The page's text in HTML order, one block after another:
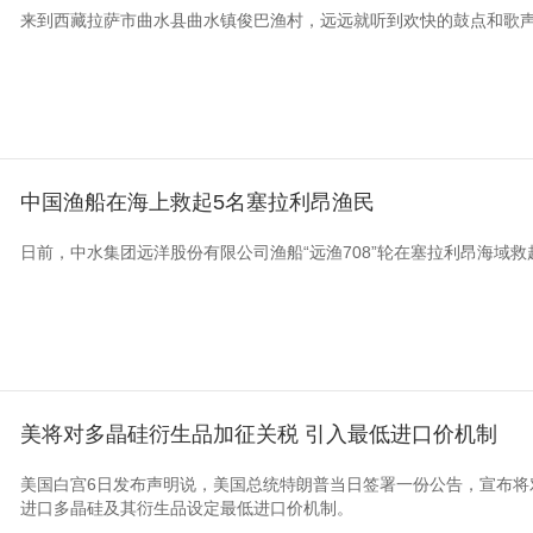
来到西藏拉萨市曲水县曲水镇俊巴渔村，远远就听到欢快的鼓点和歌
中国渔船在海上救起5名塞拉利昂渔民
日前，中水集团远洋股份有限公司渔船“远渔708”轮在塞拉利昂海域
美将对多晶硅衍生品加征关税 引入最低进口价机制
美国白宫6日发布声明说，美国总统特朗普当日签署一份公告，宣布
进口多晶硅及其衍生品设定最低进口价机制。